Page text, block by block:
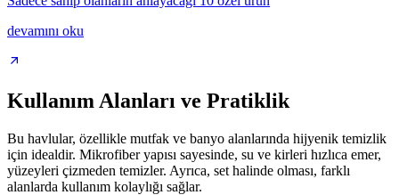
devamını oku
Kullanım Alanları ve Pratiklik
Bu havlular, özellikle mutfak ve banyo alanlarında hijyenik temizlik
için idealdir. Mikrofiber yapısı sayesinde, su ve kirleri hızlıca emer,
yüzeyleri çizmeden temizler. Ayrıca, set halinde olması, farklı
alanlarda kullanım kolaylığı sağlar.